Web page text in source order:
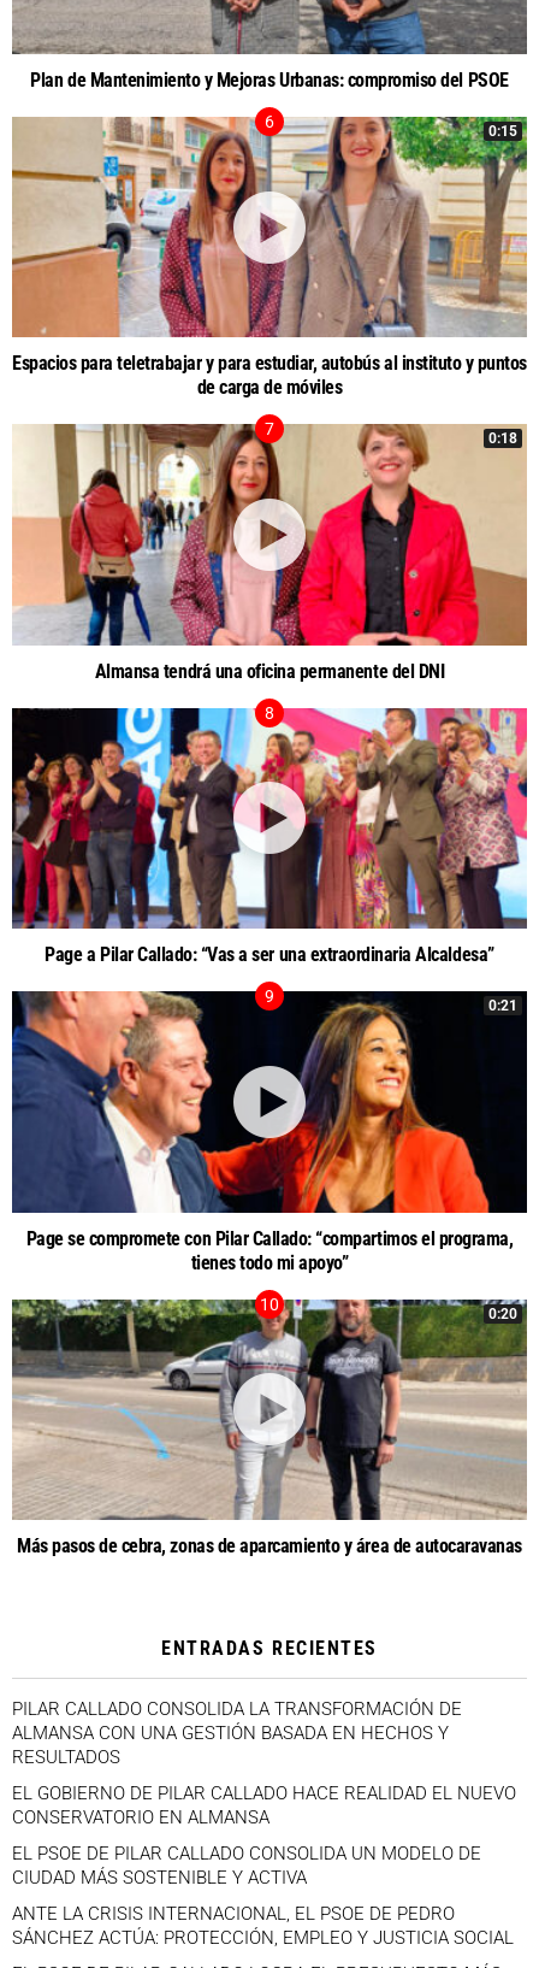
Plan de Mantenimiento y Mejoras Urbanas: compromiso del PSOE
0:15
Espacios para teletrabajar y para estudiar, autobús al instituto y puntos
de carga de móviles
0:18
Almansa tendrá una oficina permanente del DNI
Page a Pilar Callado: “Vas a ser una extraordinaria Alcaldesa”
0:21
Page se compromete con Pilar Callado: “compartimos el programa,
tienes todo mi apoyo”
0:20
Más pasos de cebra, zonas de aparcamiento y área de autocaravanas
ENTRADAS RECIENTES
PILAR CALLADO CONSOLIDA LA TRANSFORMACIÓN DE
ALMANSA CON UNA GESTIÓN BASADA EN HECHOS Y
RESULTADOS
EL GOBIERNO DE PILAR CALLADO HACE REALIDAD EL NUEVO
CONSERVATORIO EN ALMANSA
EL PSOE DE PILAR CALLADO CONSOLIDA UN MODELO DE
CIUDAD MÁS SOSTENIBLE Y ACTIVA
ANTE LA CRISIS INTERNACIONAL, EL PSOE DE PEDRO
SÁNCHEZ ACTÚA: PROTECCIÓN, EMPLEO Y JUSTICIA SOCIAL